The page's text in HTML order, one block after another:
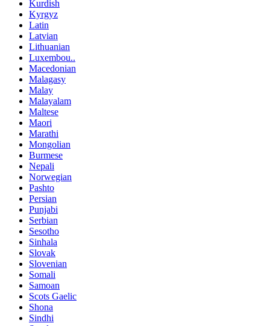
Kurdish
Kyrgyz
Latin
Latvian
Lithuanian
Luxembou..
Macedonian
Malagasy
Malay
Malayalam
Maltese
Maori
Marathi
Mongolian
Burmese
Nepali
Norwegian
Pashto
Persian
Punjabi
Serbian
Sesotho
Sinhala
Slovak
Slovenian
Somali
Samoan
Scots Gaelic
Shona
Sindhi